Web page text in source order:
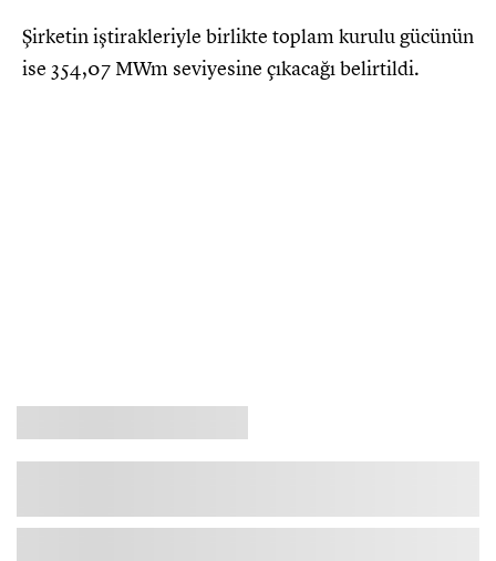
Şirketin iştirakleriyle birlikte toplam kurulu gücünün
ise 354,07 MWm seviyesine çıkacağı belirtildi.